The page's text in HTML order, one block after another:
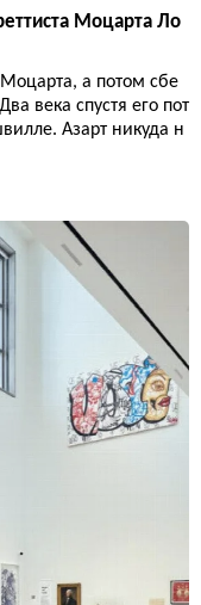
Моцарта Ло
а потом сбе
века спустя его пот
Азарт никуда н